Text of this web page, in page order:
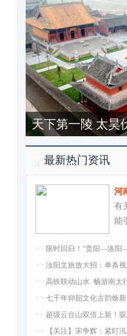
洛阳-龙潭大峡谷
最新热门资讯
河
有
能
>> 限时回归！“贵阳—洛阳
>> 汝阳文旅放大招：单条
>> 高铁联动山水 畅游南太
>> 七千年仰韶文化古韵焕
>> 超级云台山双倍上新！
>>
【关注】宋争辉：紧盯